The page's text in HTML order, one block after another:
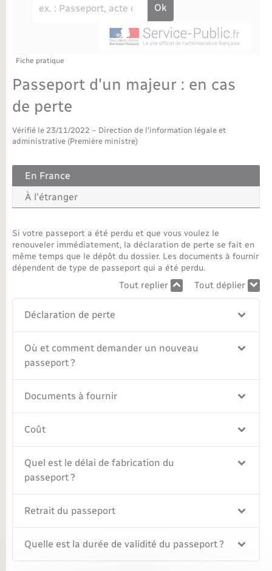
Recensement militaire
Concessions funéraires
Info jeunes
Maison des jeunes (11-17 ans)
Associations
Saison culturelle
Bibliothèques
Tourisme
Numérique
Organisation d’événement
Sécurité - Prévention
Seniors
Transports
Bornes de recharge électrique
Voirie et espace public
Travaux - Autorisation d’occupation de l’espace
Agenda
La Communauté de communes
Fiche pratique
Passeport d'un majeur : en cas
de perte
Vérifié le 23/11/2022 – Direction de l'information légale et
administrative (Première ministre)
En France
À l'étranger
Si votre passeport a été perdu et que vous voulez le
renouveler immédiatement, la déclaration de perte se fait en
même temps que le dépôt du dossier. Les documents à fournir
dépendent de type de passeport qui a été perdu.
Tout replier Tout déplier
Déclaration de perte
Où et comment demander un nouveau
passeport ?
Documents à fournir
Coût
Quel est le délai de fabrication du
passeport ?
Retrait du passeport
Quelle est la durée de validité du passeport ?